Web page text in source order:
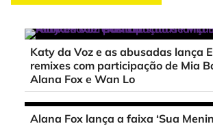
Katy da Voz e as abusadas lança
remixes com participação de Mia
Alana Fox e Wan Lo
Alana Fox lança a faixa ‘Sua